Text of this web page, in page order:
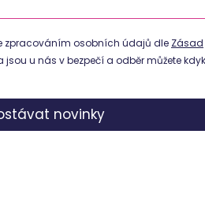
zpracováním osobních údajů dle Zásad
jsou u nás v bezpečí a odběr můžete
novinky